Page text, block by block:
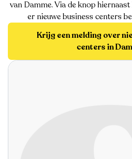
van Damme. Via de knop
er nieuwe business centers
Krijg een melding over
centers in